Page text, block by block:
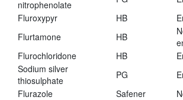
nitrophenolate
Fluroxypyr
HB
Flurtamone
HB
Flurochloridone
HB
Sodium silver
thiosulphate
PG
Flurazole
Safener